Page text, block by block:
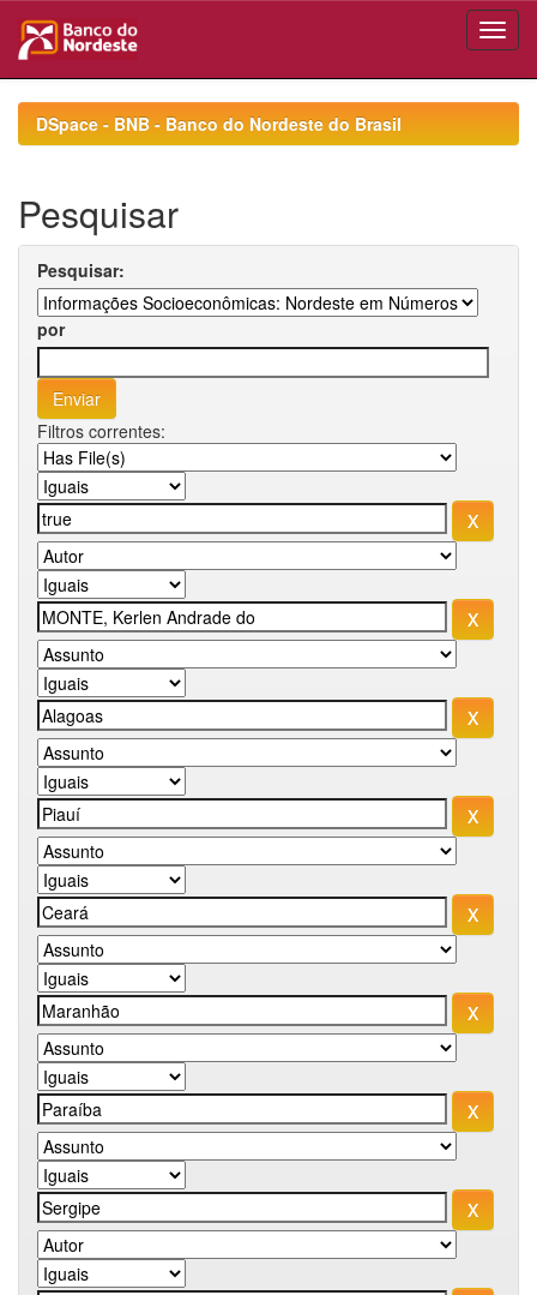
navigationDSpace - BNB - Banco do Nordeste do Brasil
Pesquisar
Pesquisar:
por
Filtros correntes: